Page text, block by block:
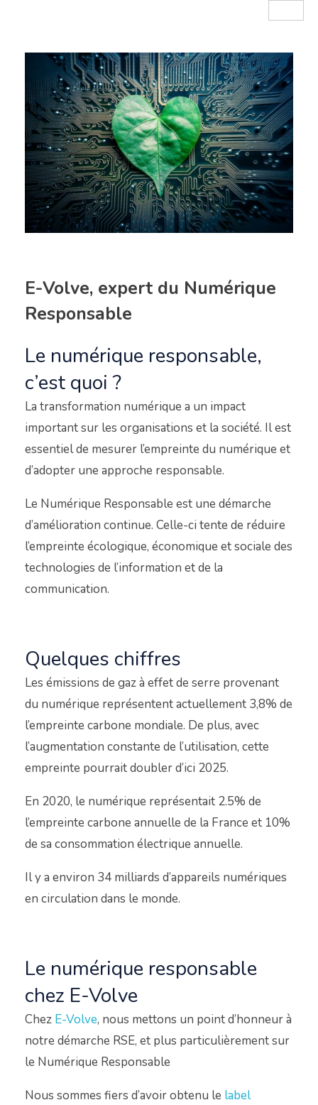
E-Volve, expert du Numérique
Responsable
Le numérique responsable,
c’est quoi ?
La transformation numérique a un impact
important sur les organisations et la société. Il est
essentiel de mesurer l’empreinte du numérique et
d’adopter une approche responsable.
Le Numérique Responsable est une démarche
d’amélioration continue. Celle-ci tente de réduire
l’empreinte écologique, économique et sociale des
technologies de l’information et de la
communication.
Quelques chiffres
Les émissions de gaz à effet de serre provenant
du numérique représentent actuellement 3,8% de
l’empreinte carbone mondiale. De plus, avec
l’augmentation constante de l’utilisation, cette
empreinte pourrait doubler d’ici 2025.
En 2020, le numérique représentait 2.5% de
l’empreinte carbone annuelle de la France et 10%
de sa consommation électrique annuelle.
Il y a environ 34 milliards d’appareils numériques
en circulation dans le monde.
Le numérique responsable
chez E-Volve
Chez E-Volve, nous mettons un point d’honneur à
notre démarche RSE, et plus particulièrement sur
le Numérique Responsable
Nous sommes fiers d’avoir obtenu le label